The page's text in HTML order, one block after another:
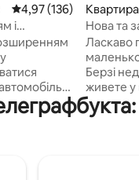
Середня оцінка: 4,97 з
4,97 (136)
і
в
міста
Квартира
Нова та
Ласкаво
Берзі
живете у
можете